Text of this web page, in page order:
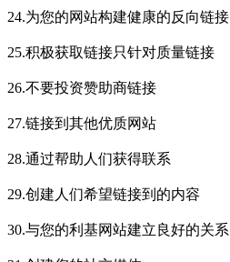
24.为您的网站构建健康的反向链接
25.积极获取链接只针对质量链接
26.不要投资赞助商链接
27.链接到其他优质网站
28.通过帮助人们获得联系
29.创建人们希望链接到的内容
30.与您的利基网站建立良好的关系